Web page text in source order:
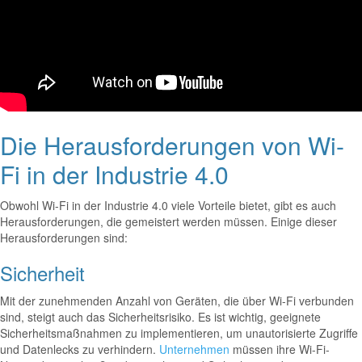
Die Herausforderungen von Wi-
Fi in der Industrie 4.0
Obwohl Wi-Fi in der Industrie 4.0 viele Vorteile bietet, gibt es auch
Herausforderungen, die gemeistert werden müssen. Einige dieser
Herausforderungen sind:
Sicherheit
Mit der zunehmenden Anzahl von Geräten, die über Wi-Fi verbunden
sind, steigt auch das Sicherheitsrisiko. Es ist wichtig, geeignete
Sicherheitsmaßnahmen zu implementieren, um unautorisierte Zugriffe
und Datenlecks zu verhindern. Unternehmen müssen ihre Wi-Fi-